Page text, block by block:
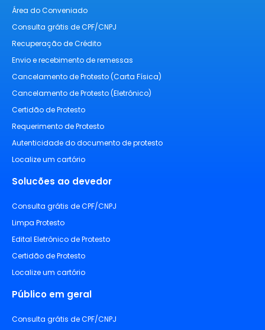
Área do Conveniado
Consulta grátis de CPF/CNPJ
Recuperação de Crédito
Envio e recebimento de remessas
Cancelamento de Protesto (Carta Física)
Cancelamento de Protesto (Eletrônico)
Certidão de Protesto
Requerimento de Protesto
Autenticidade do documento de protesto
Localize um cartório
Solucões ao devedor
Consulta grátis de CPF/CNPJ
Limpa Protesto
Edital Eletrônico de Protesto
Certidão de Protesto
Localize um cartório
Público em geral
Consulta grátis de CPF/CNPJ